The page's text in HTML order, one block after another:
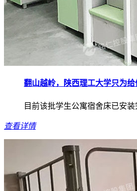
翻山越岭，陕西理工大学只为
目前该批学生公寓宿舍床已安
查看详情